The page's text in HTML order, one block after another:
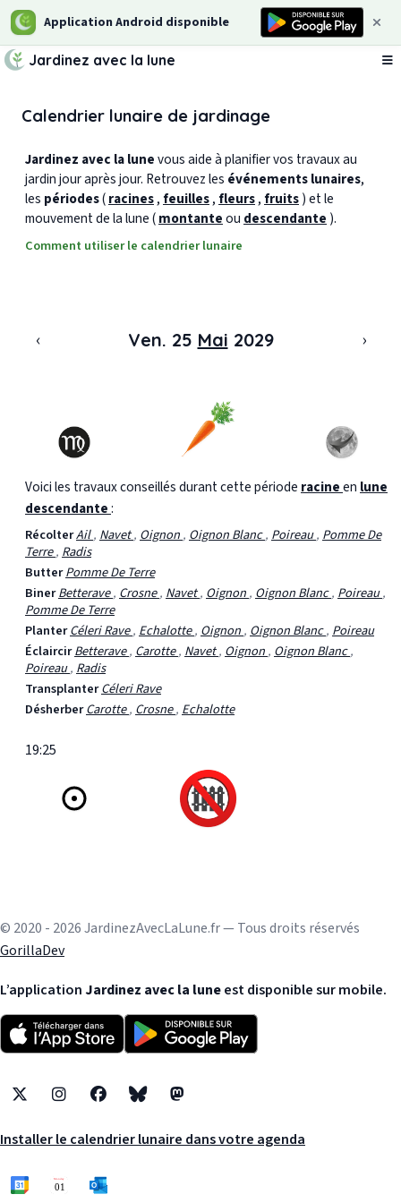
Application Android disponible
Jardinez avec la lune
Calendrier lunaire de jardinage
Jardinez avec la lunevous aide à planifier vos travaux au
jardin jour après jour. Retrouvez les événements lunaires,
les périodes(racines, feuilles, fleurs, fruits) et le
mouvement de la lune (montanteou descendante ).
Comment utiliser le calendrier lunaire
‹ Ven. 25 Mai 2029 ›
Voici les travaux conseillés durant cette période racineen lune
descendante:
RécolterAil, Navet, Oignon, Oignon Blanc, Poireau, Pomme De
Terre, Radis
ButterPomme De Terre
BinerBetterave, Crosne, Navet, Oignon, Oignon Blanc, Poireau,
Pomme De Terre
PlanterCéleri Rave, Echalotte, Oignon, Oignon Blanc, Poireau
ÉclaircirBetterave, Carotte, Navet, Oignon, Oignon Blanc,
Poireau, Radis
TransplanterCéleri Rave
DésherberCarotte, Crosne, Echalotte
19:25
© 2020 - 2026 JardinezAvecLaLune.fr — Tous droits réservés
GorillaDev
L’application Jardinez avec la luneest disponible sur mobile.
X InstagramFacebookBlueskyMastodon
Installer le calendrier lunaire dans votre agenda